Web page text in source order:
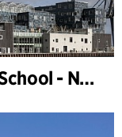
Copenhagen International School - Nordhavn